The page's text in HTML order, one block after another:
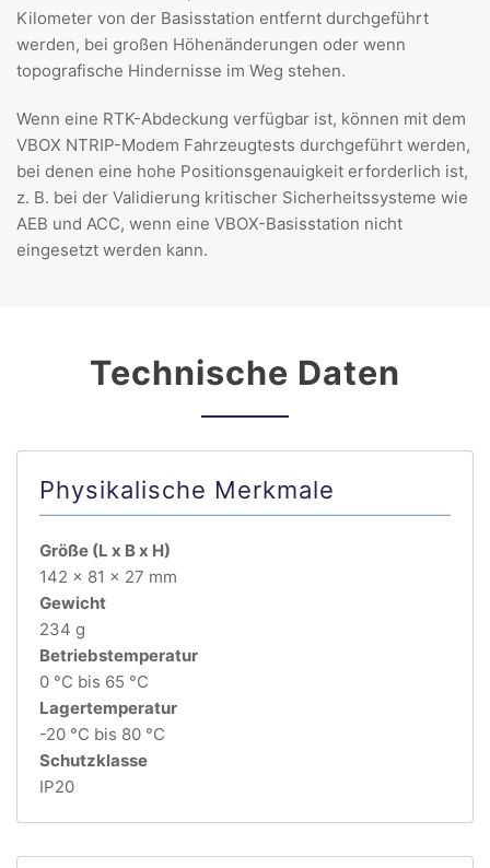
Kilometer von der Basisstation entfernt durchgeführt
werden, bei großen Höhenänderungen oder wenn
topografische Hindernisse im Weg stehen.
Wenn eine RTK-Abdeckung verfügbar ist, können mit dem
VBOX NTRIP-Modem Fahrzeugtests durchgeführt werden,
bei denen eine hohe Positionsgenauigkeit erforderlich ist,
z. B. bei der Validierung kritischer Sicherheitssysteme wie
AEB und ACC, wenn eine VBOX-Basisstation nicht
eingesetzt werden kann.
Technische Daten
Physikalische Merkmale
Größe (L x B x H)
142 x 81 x 27 mm
Gewicht
234 g
Betriebstemperatur
0 °C bis 65 °C
Lagertemperatur
-20 °C bis 80 °C
Schutzklasse
IP20